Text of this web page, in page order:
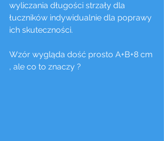
wyliczania długości strzały dla
łuczników indywidualnie dla poprawy
ich skuteczności.
Wzór wygląda dość prosto A+B+8 cm
, ale co to znaczy ?